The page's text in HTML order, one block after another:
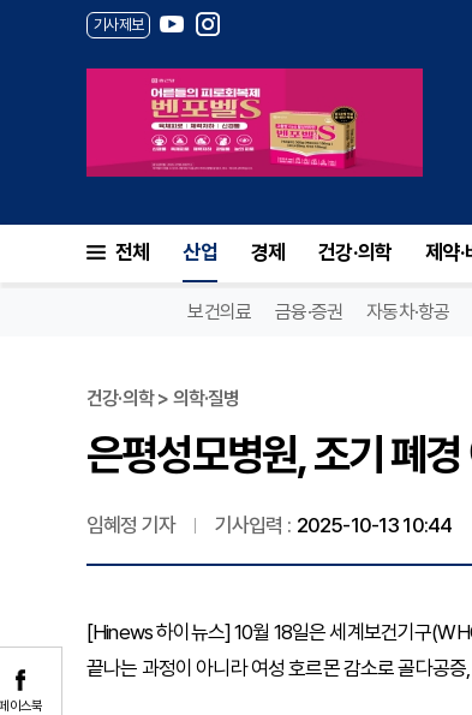
기사제보
전체 산업 경제 건강·의학 제약·
보건의료 금융·증권 자동차·항공
이스북
건강·의학 > 의학·질병
은평성모병원, 조기 폐
임혜정 기자 기사입력 : 2025-10-13 10:44
[Hinews 하이뉴스] 10월 18일은 세계보건기구
끝나는 과정이 아니라 여성 호르몬 감소로 골다공